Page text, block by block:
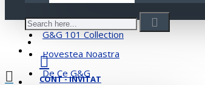
CONTACT
WISHLIST
COMPARĂ
G&G Exfoliants
G&G 101 Collection
Povestea Noastra
De Ce G&G
CONT - INVITAT